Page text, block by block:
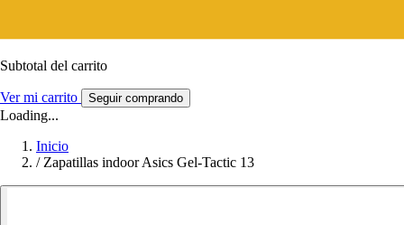
Subtotal del carrito
Ver mi carrito Seguir comprando
Loading...
Inicio
/ Zapatillas indoor Asics Gel-Tactic 13